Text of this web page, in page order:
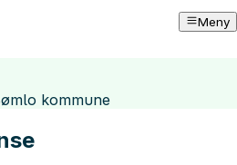
Meny
kommune